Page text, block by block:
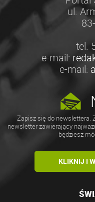
ul.
tel.
e-mail:
e-mail:
Zapisz się do newslettera.
newsletter zawierający
będziesz
KLIKNIJ I